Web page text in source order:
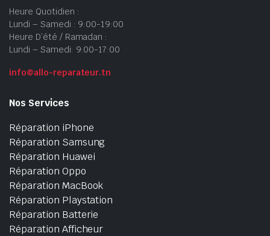
Heure Quotidien :
Lundi – Samedi : 9:00-19:00
Heure D’été / Ramadan :
Lundi – Samedi: 9:00-17:00
info@allo-reparateur.tn
Nos Services
Réparation iPhone
Réparation Samsung
Réparation Huawei
Réparation Oppo
Réparation MacBook
Réparation Playstation
Réparation Batterie
Réparation Afficheur